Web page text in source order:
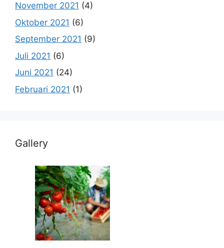
November 2021 (4)
Oktober 2021 (6)
September 2021 (9)
Juli 2021 (6)
Juni 2021 (24)
Februari 2021 (1)
Gallery